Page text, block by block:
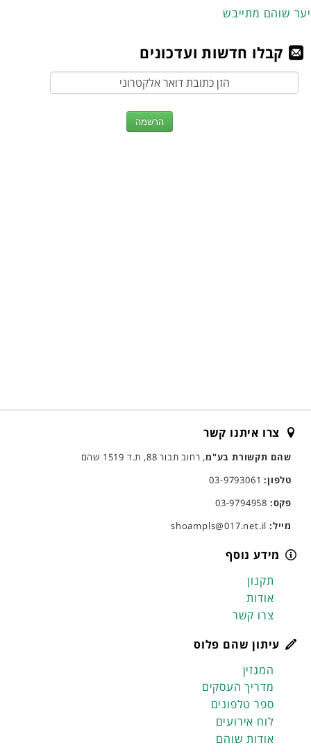
יער שוהם מתייבש
קבלו חדשות ועדכונים
צרו איתנו קשר
שהם תקשורת בע"מ, רחוב תבור 88, ת.ד 1519 שהם
טלפון:03-9793061
פקס:
מייל:
מידע נוסף
תקנון
אודות
צרו קשר
עיתון שהם פלוס
המגזין
מדריך העסקים
ספר טלפונים
לוח אירועים
אודות שוהם